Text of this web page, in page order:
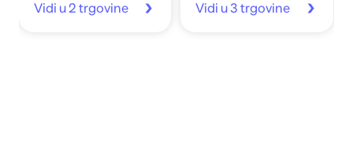
Vidi u 2 trgovine Vidi u 3 trgovine